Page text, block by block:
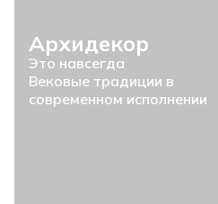
Архидекор
Это навсегда
Вековые традиции в
современном исполнении